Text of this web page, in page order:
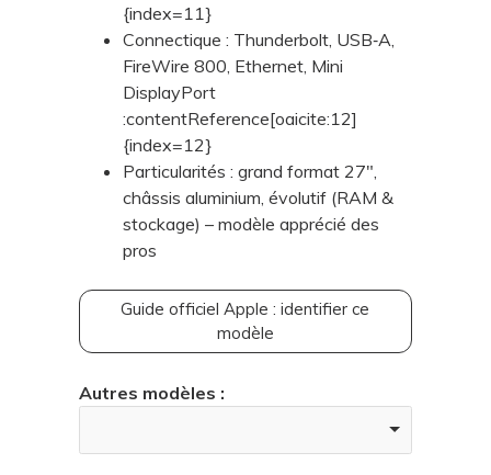
{index=11}
Connectique : Thunderbolt, USB‑A,
FireWire 800, Ethernet, Mini
DisplayPort
:contentReference[oaicite:12]
{index=12}
Particularités : grand format 27",
châssis aluminium, évolutif (RAM &
stockage) – modèle apprécié des
pros
Guide officiel Apple : identifier ce
modèle
Autres modèles :